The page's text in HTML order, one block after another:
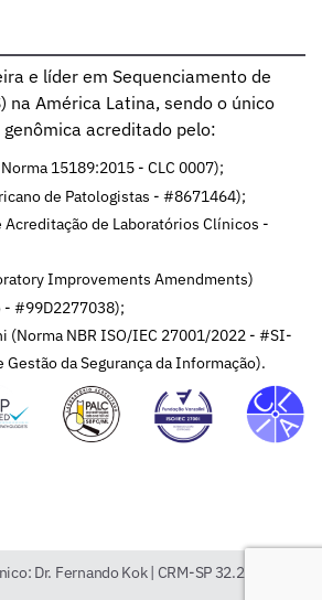
e líder em Sequenciamento de
na América Latina, sendo o único
acreditado pelo:
15189:2015 - CLC 0007);
de Patologistas - #8671464);
Acreditação de Laboratórios Clínicos -
Improvements Amendments)
- #99D2277038);
(Norma NBR ISO/IEC 27001/2022 - #SI-
da Segurança da Informação).
Dr. Fernando Kok | CRM-SP 32.255